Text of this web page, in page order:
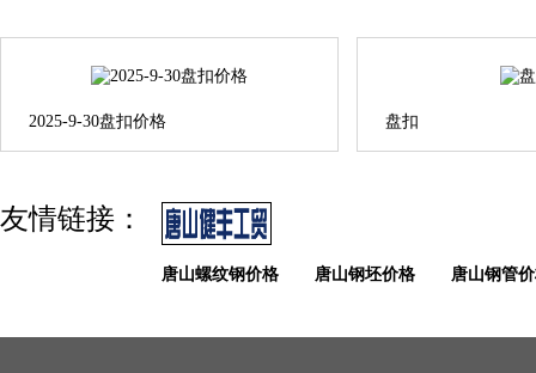
2025-9-30盘扣价格 盘扣
友情链接：
唐山螺纹钢价格 唐山钢坯价格 唐山钢管